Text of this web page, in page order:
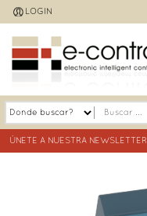
Jump
to
navigation
LOGIN
ÚNETE A NUESTRA NEWSLETTER